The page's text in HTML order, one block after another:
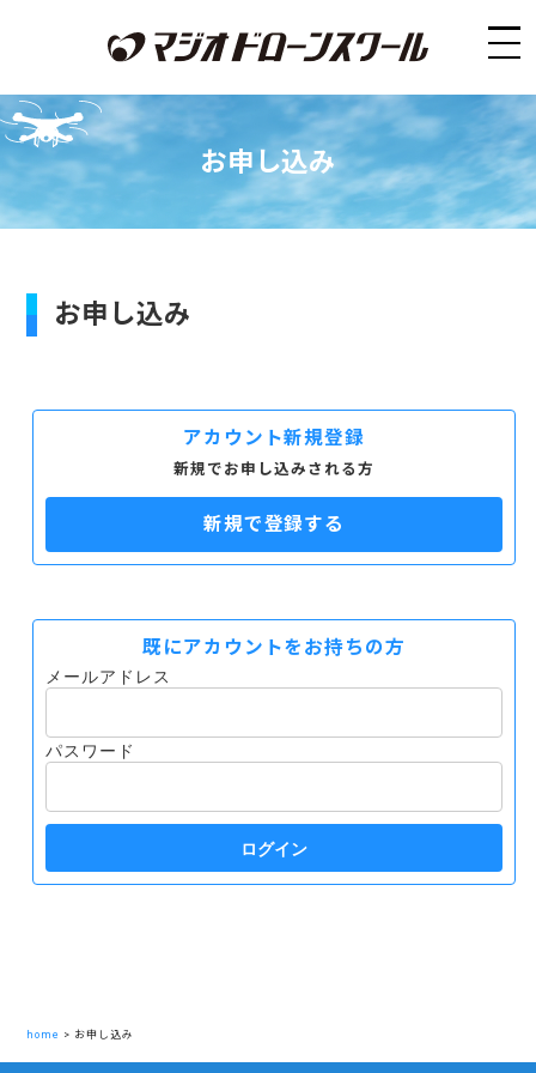
お申し込み
お申し込み
アカウント新規登録
新規でお申し込みされる方
新規で登録する
既にアカウントをお持ちの方
メールアドレス
パスワード
ログイン
home > お申し込み